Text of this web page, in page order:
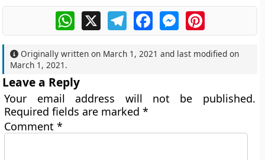
WhatsApp
X TelegramFacebookMessengerPinterest
Originally written on March 1, 2021 and last modified on
March 1, 2021 .
Leave a Reply
Your email address will not be published.
Required fields are marked*
Comment*